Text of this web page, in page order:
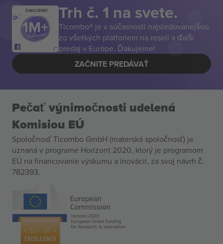
ĎAKUJEME! Trh č. 1 na svete.
Ticombo® je v súčasnosti najsledovanejšou
zo všetkých platforiem na resell a ďalší
predaj v Európe. Ďakujeme!
ZAČNITE PREDÁVAŤ
Pečať výnimočnosti udelená
Komisiou EÚ
Spoločnosť Ticombo GmbH (materská spoločnosť) je
uznaná v programe Horizont 2020, ktorý je programom
EÚ na financovanie výskumu a inovácií, za svoj návrh č.
782393.